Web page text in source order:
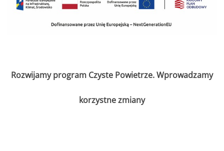
Rozwijamy program Czyste Powietrze. Wprowadzamy
korzystne zmiany